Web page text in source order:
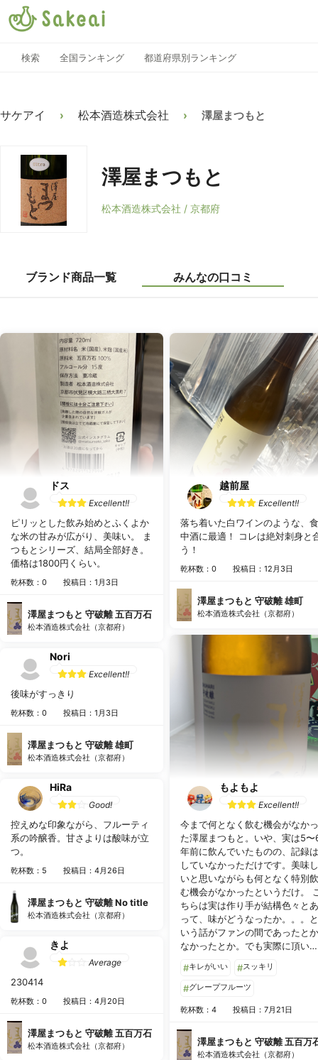
検索 全国ランキング 都道府県別ランキング
サケアイ › 松本酒造株式会社 › 澤屋まつもと
澤屋まつもと
松本酒造株式会社 / 京都府
ブランド商品一覧 みんなの口コミ
ドス
Excellent!!
ピリッとした飲み始めとふくよか
な米の甘みが広がり、美味い。 ま
つもとシリーズ、結局全部好き。
価格は1800円くらい。
乾杯数：0 投稿日：1月3日
澤屋まつもと 守破離 五百万石
松本酒造株式会社（京都府）
越前屋
Excellent!!
落ち着いた白ワインのような、食
中酒に最適！ コレは絶対刺身と
う！
乾杯数：0 投稿日：12月3日
澤屋まつもと 守破離 雄町
松本酒造株式会社（京都府）
もよもよ
Excellent!!
今まで何となく飲む機会がなかっ
た澤屋まつもと。いや、実は5〜
年前に飲んでいたものの、記録は
していなかっただけです。美味し
いと思いながらも何となく特別飲
む機会がなかったというだけ。 こ
ちらは実は作り手が結構色々とあ
って、味がどうなったか。。。と
いう話がファンの間であったとか
なかったとか。でも実際に頂いて
ます。五百万石を使っているだけ
ありさっぱり、炭酸と酸味、苦み
レープフルーツはピッタリくる表
込む系、刺し身なら白身が合うん
じゃないかと思います。
#キレがいい #スッキリ
#グレープフルーツ
乾杯数：4 投稿日：7月21日
澤屋まつもと 守破離 五百万
松本酒造株式会社（京都府）
Nori
Excellent!!
後味がすっきり
乾杯数：0 投稿日：1月3日
澤屋まつもと 守破離 雄町
松本酒造株式会社（京都府）
HiRa
Good!
控えめな印象ながら、フルーティ
系の吟醸香。甘さよりは酸味が立
つ。
乾杯数：5 投稿日：4月26日
澤屋まつもと 守破離 No title
松本酒造株式会社（京都府）
きよ
Average
230414
乾杯数：0 投稿日：4月20日
澤屋まつもと 守破離 五百万石
松本酒造株式会社（京都府）